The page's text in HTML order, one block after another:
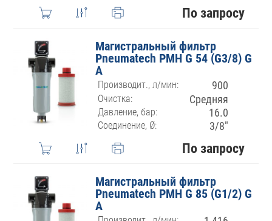
По запросу
Магистральный фильтр
Pneumatech PMH G 54 (G3/8) G
A
Производит., л/мин: 900
Очистка: Средняя
Давление, бар: 16.0
Соединение, Ø: 3/8″
По запросу
Магистральный фильтр
Pneumatech PMH G 85 (G1/2) G
A